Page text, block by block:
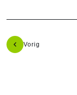
Vorig